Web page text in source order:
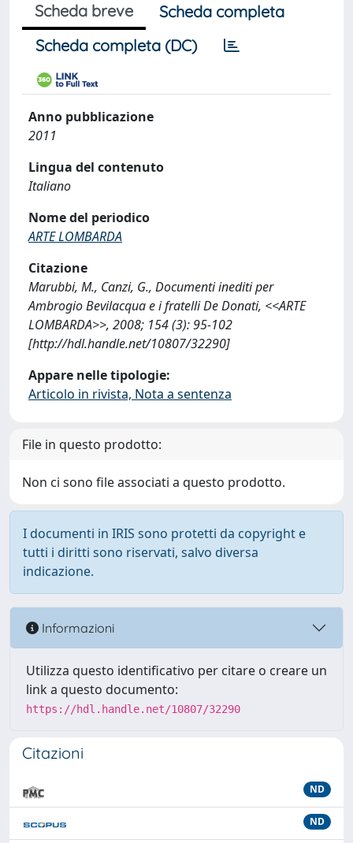
Scheda breve
Scheda completa
Scheda completa (DC)
Anno pubblicazione
2011
Lingua del contenuto
Italiano
Nome del periodico
ARTE LOMBARDA
Citazione
Marubbi, M., Canzi, G., Documenti inediti per
Ambrogio Bevilacqua e i fratelli De Donati, <<ARTE
LOMBARDA>>, 2008; 154 (3): 95-102
[http://hdl.handle.net/10807/32290]
Appare nelle tipologie:
Articolo in rivista, Nota a sentenza
File in questo prodotto:
Non ci sono file associati a questo prodotto.
I documenti in IRIS sono protetti da copyright e
tutti i diritti sono riservati, salvo diversa
indicazione.
Informazioni
Utilizza questo identificativo per citare o creare un
link a questo documento:
https://hdl.handle.net/10807/32290
Citazioni
ND
ND